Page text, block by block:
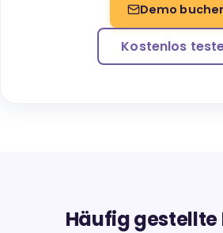
Demo
Kostenlos
Häufig gestellte